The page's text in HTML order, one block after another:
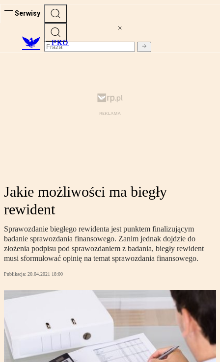
Serwisy
PRO
Jakie możliwości ma biegły
rewident
Sprawozdanie biegłego rewidenta jest punktem finalizującym
badanie sprawozdania finansowego. Zanim jednak dojdzie do
złożenia podpisu pod sprawozdaniem z badania, biegły rewident
musi sformułować opinię na temat sprawozdania finansowego.
Publikacja: 20.04.2021 18:00